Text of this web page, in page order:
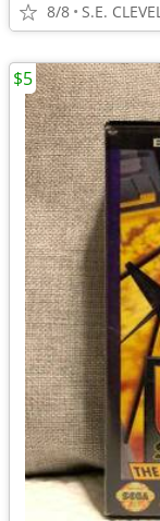
8/8 S.E.
$5